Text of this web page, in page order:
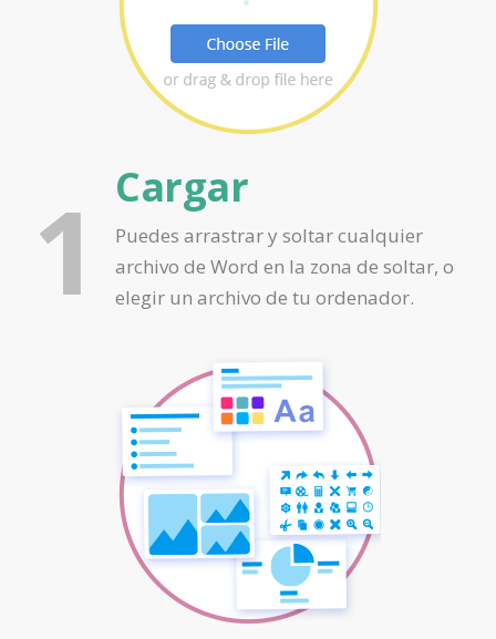
1 Cargar
Puedes arrastrar y soltar cualquier
archivo de Word en la zona de soltar, o
elegir un archivo de tu ordenador.